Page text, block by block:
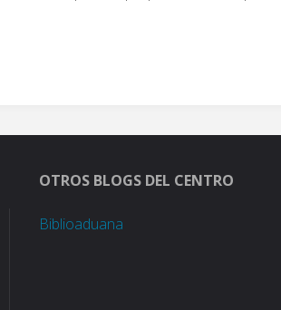
OTROS BLOGS DEL CENTRO
Biblioaduana